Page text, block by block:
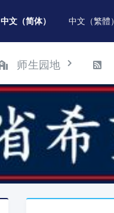
中文（简体） 中文（繁體）
师生园地